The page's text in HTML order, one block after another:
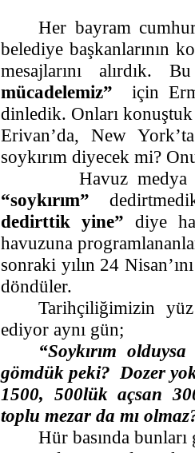
Her bayram
belediye başkanlarının
mesajlarını alırdık.
mücadelemiz”
için
dinledik. Onları
Erivan’da, New
soykırım diyecek mi?
Havuz
“soykırım”
dedirttik yine” diye
havuzuna
sonraki yılın 24
döndüler.
Tarihçiliğimizin
ediyor aynı gün;
“Soykırım
gömdük peki? Dozer
1500, 500lük açsan
toplu mezar da mı
Hür basında